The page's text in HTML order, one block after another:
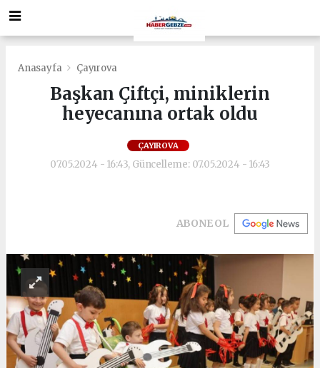
Anasayfa Çayırova
Başkan Çiftçi, miniklerin
heyecanına ortak oldu
ÇAYIROVA
07.05.2024 - 16:43, Güncelleme: 07.05.2024 - 16:43
ABONE OL